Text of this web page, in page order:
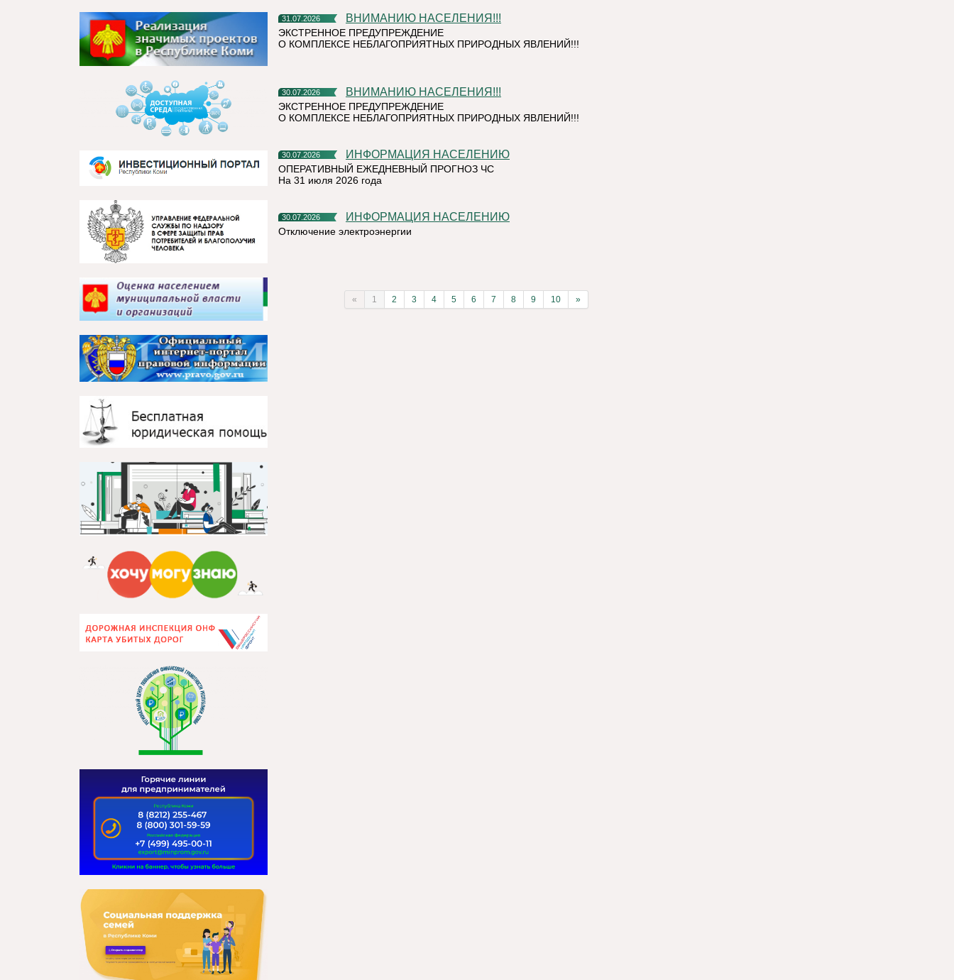
31.07.2026 ВНИМАНИЮ НАСЕЛЕНИЯ!!!
ЭКСТРЕННОЕ ПРЕДУПРЕЖДЕНИЕ
О КОМПЛЕКСЕ НЕБЛАГОПРИЯТНЫХ ПРИРОДНЫХ ЯВЛЕНИЙ!!!
30.07.2026 ВНИМАНИЮ НАСЕЛЕНИЯ!!!
ЭКСТРЕННОЕ ПРЕДУПРЕЖДЕНИЕ
О КОМПЛЕКСЕ НЕБЛАГОПРИЯТНЫХ ПРИРОДНЫХ ЯВЛЕНИЙ!!!
30.07.2026 ИНФОРМАЦИЯ НАСЕЛЕНИЮ
ОПЕРАТИВНЫЙ ЕЖЕДНЕВНЫЙ ПРОГНОЗ ЧС
На 31 июля 2026 года
30.07.2026 ИНФОРМАЦИЯ НАСЕЛЕНИЮ
Отключение электроэнергии
« 1 2 3 4 5 6 7 8 9 10 »